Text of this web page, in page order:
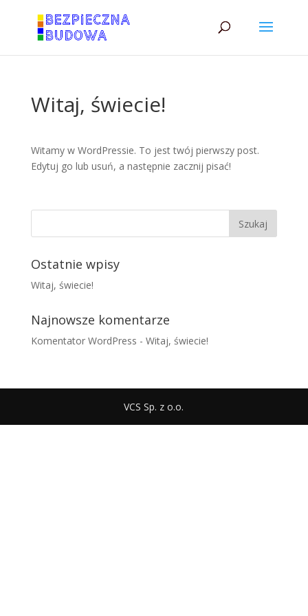
Witaj, świecie!
Witamy w WordPressie. To jest twój pierwszy post.
Edytuj go lub usuń, a następnie zacznij pisać!
Ostatnie wpisy
Witaj, świecie!
Najnowsze komentarze
Komentator WordPress - Witaj, świecie!
VCS Sp. z o.o.